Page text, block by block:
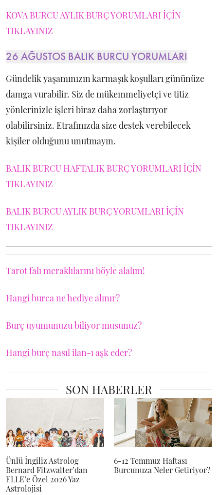
KOVA BURCU AYLIK BURÇ YORUMLARI İÇİN
TIKLAYINIZ
26 AĞUSTOS BALIK BURCU YORUMLARI
Gündelik yaşamınızın karmaşık koşulları gününüze
damga vurabilir. Siz de mükemmeliyetçi ve titiz
yönlerinizle işleri biraz daha zorlaştırıyor
olabilirsiniz. Etrafınızda size destek verebilecek
kişiler olduğunu unutmayın.
BALIK BURCU HAFTALIK BURÇ YORUMLARI İÇİN
TIKLAYINIZ
BALIK BURCU AYLIK BURÇ YORUMLARI İÇİN
TIKLAYINIZ
Tarot falı meraklılarını böyle alalım!
Hangi burca ne hediye alınır?
Burç uyumunuzu biliyor musunuz?
Hangi burç nasıl ilan-ı aşk eder?
SON HABERLER
Ünlü İngiliz Astrolog
Bernard Fitzwalter’dan
ELLE’e Özel 2026 Yaz
Astrolojisi
6-12 Temmuz Haftası
Burcunuza Neler Getiriyor?